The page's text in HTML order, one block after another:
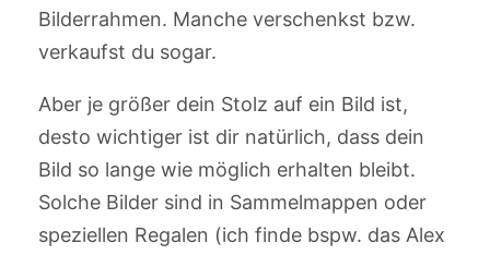
Bilderrahmen. Manche verschenkst bzw.
verkaufst du sogar.
Aber je größer dein Stolz auf ein Bild ist,
desto wichtiger ist dir natürlich, dass dein
Bild so lange wie möglich erhalten bleibt.
Solche Bilder sind in Sammelmappen oder
speziellen Regalen (ich finde bspw. das Alex